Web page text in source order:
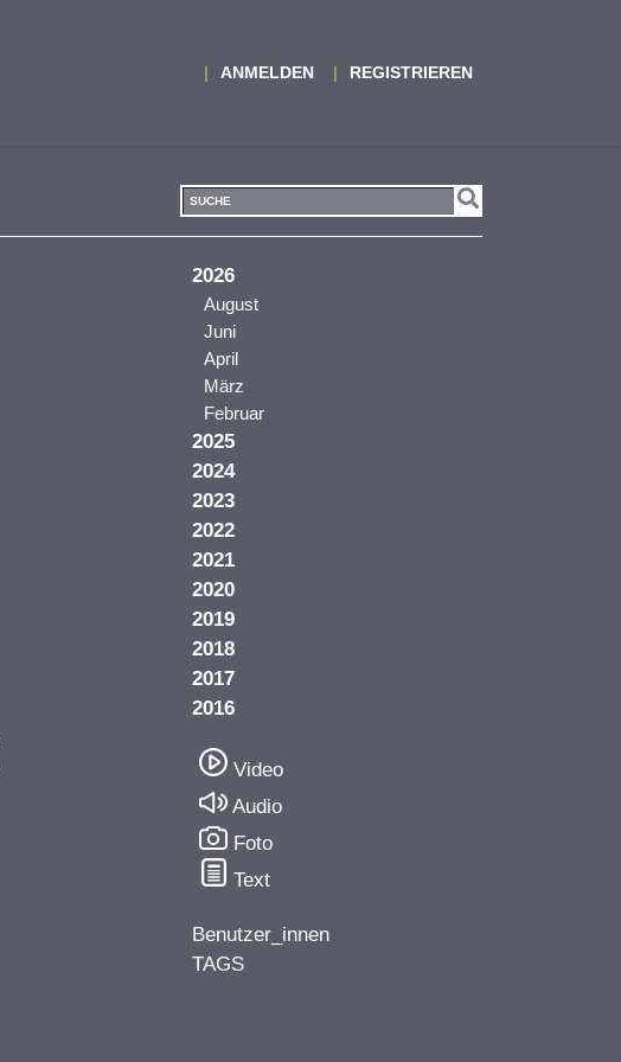
ANMELDEN REGISTRIEREN
2026
August
Juni
April
März
Februar
2025
2024
2023
2022
2021
2020
2019
2018
2017
2016
Video
Audio
Foto
Text
Benutzer_innen
TAGS